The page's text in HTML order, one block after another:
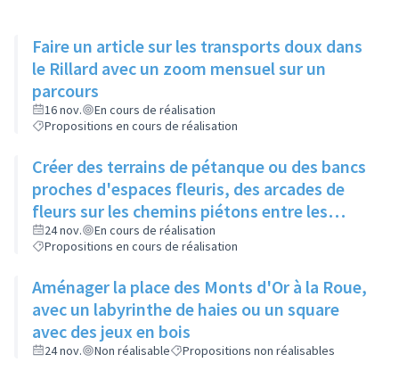
Faire un article sur les transports doux dans
le Rillard avec un zoom mensuel sur un
parcours
16 nov.
En cours de réalisation
Propositions en cours de réalisation
Créer des terrains de pétanque ou des bancs
proches d'espaces fleuris, des arcades de
fleurs sur les chemins piétons entre les
immeubles
24 nov.
En cours de réalisation
Propositions en cours de réalisation
Aménager la place des Monts d'Or à la Roue,
avec un labyrinthe de haies ou un square
avec des jeux en bois
24 nov. Non réalisable Propositions non réalisables